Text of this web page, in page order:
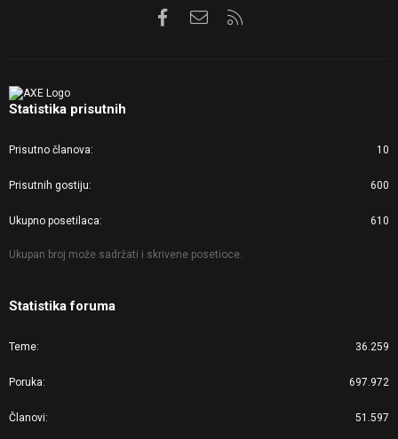
FacebookKontaktirajte nas
Statistika prisutnih
Prisutno članova 10
Prisutnih gostiju 600
Ukupno posetilaca 610
Ukupan broj može sadržati i skrivene posetioce.
Statistika foruma
Teme 36.259
Poruka 697.972
Članovi 51.597